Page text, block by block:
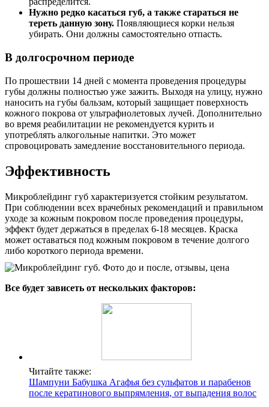
Нужно редко касаться губ, а также стараться не
тереть данную зону. Появляющиеся корки нельзя
убирать. Они должны самостоятельно отпасть.
В долгосрочном периоде
По прошествии 14 дней с момента проведения процедуры
губы должны полностью уже зажить. Выходя на улицу, нужно
наносить на губы бальзам, который защищает поверхность
кожного покрова от ультрафиолетовых лучей. Дополнительно
во время реабилитации не рекомендуется курить и
употреблять алкогольные напитки. Это может
спровоцировать замедление восстановительного периода.
Эффективность
Микроблейдинг губ характеризуется стойким результатом.
При соблюдении всех врачебных рекомендаций и правильном
уходе за кожным покровом после проведения процедуры,
эффект будет держаться в пределах 6-18 месяцев. Краска
может оставаться под кожным покровом в течение долгого
либо короткого периода времени.
Все будет зависеть от нескольких факторов:
Читайте также:
Шампуни Бабушка Агафья без сульфатов и парабенов
после кератинового выпрямления, от выпадения волос